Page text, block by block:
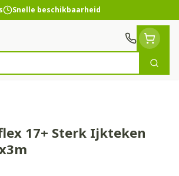
Snelle beschikbaarheid
Zoek
17+ Sterk Ijkteken